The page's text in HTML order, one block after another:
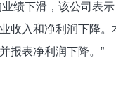
绩下滑，该公司表
收入和净利润下降
报表净利润下降。”